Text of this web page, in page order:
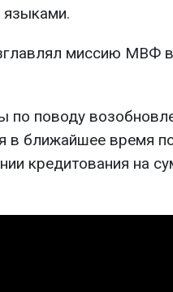
языками.
миссию МВФ в
по поводу
в ближайшее время
кредитования на